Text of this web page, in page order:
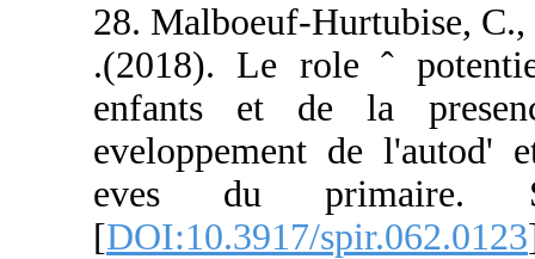
28. Malboeuf-
.(2018). Le
enfants et
eveloppement
eves du
[DOI:10.3917/